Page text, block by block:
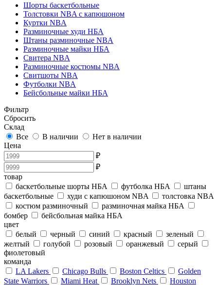
Шорты баскетбольные
Толстовки NBA с капюшоном
Куртки NBA
Разминочные худи НБА
Штаны разминочные NBA
Разминочные майки НБА
Свитера NBA
Разминочные костюмы NBA
Свитшоты NBA
Футболки NBA
Бейсбольные майки НБА
Фильтр
Сбросить
Склад
Все
В наличии
Нет в наличии
Цена
₽
₽
товар
баскетбольные шорты НБА
футболка НБА
штаны
баскетбольные
худи с капюшоном NBA
толстовка NBA
костюм разминочный
разминочная майка НБА
бомбер
бейсбольная майка НБА
цвет
белый
черный синий красный
зеленый
желтый
голубой розовый оранжевый
серый
фиолетовый
команда
LA Lakers
Chicago Bulls Boston Celtics
Golden
State Warriors
Miami Heat Brooklyn Nets Houston